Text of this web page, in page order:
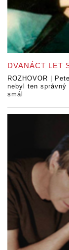
DVANÁCT LET
ROZHOVOR |
nebyl ten
smál